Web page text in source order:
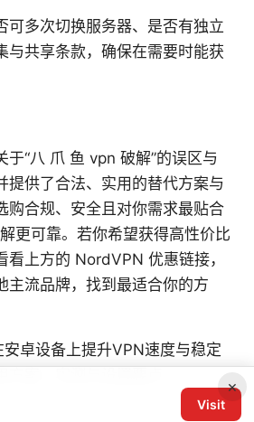
可多次切换服务器、是否有独立
与共享条款，确保在需要时能获
于“八 爪 鱼 vpn 破解”的误区与
提供了合法、实用的替代方案与
购合规、安全且对你需求最贴合
更可靠。若你希望获得高性价比
看上方的 NordVPN 优惠链接，
主流品牌，找到最适合你的方
卓设备上提升VPN速度与稳定
案、实测与设置要点
×
Visit